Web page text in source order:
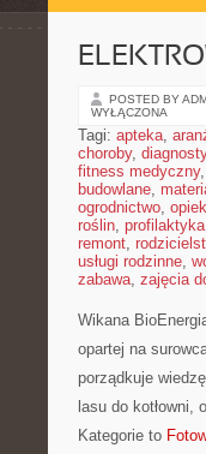
POSTED BY
WYŁĄCZONA
Tagi: apteka,
choroby,
fitness medyczny,
budowlane,
ogrodnictwo,
roślin, profilaktyka
remont,
usługi rodzinne,
zabawa, zajęcia
Wikana
opartej na
porządkuje
lasu do kotłowni,
Kategorie to